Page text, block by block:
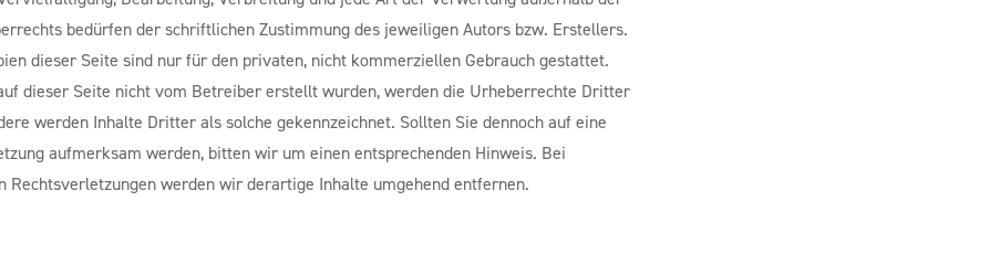
bedürfen der schriftlichen Zustimmung des jeweiligen Autors bzw. Erstellers.
dieser Seite sind nur für den privaten, nicht kommerziellen Gebrauch gestattet.
dieser Seite nicht vom Betreiber erstellt wurden, werden die Urheberrechte Dritter
werden Inhalte Dritter als solche gekennzeichnet. Sollten Sie dennoch auf eine
aufmerksam werden, bitten wir um einen entsprechenden Hinweis. Bei
Rechtsverletzungen werden wir derartige Inhalte umgehend entfernen.